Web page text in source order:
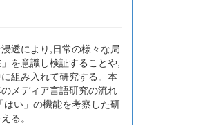
透により,日常の様々な局
を意識し検証することや,
組み入れて研究する。本
メディア言語研究の流れ
い」の機能を考察した研
る。